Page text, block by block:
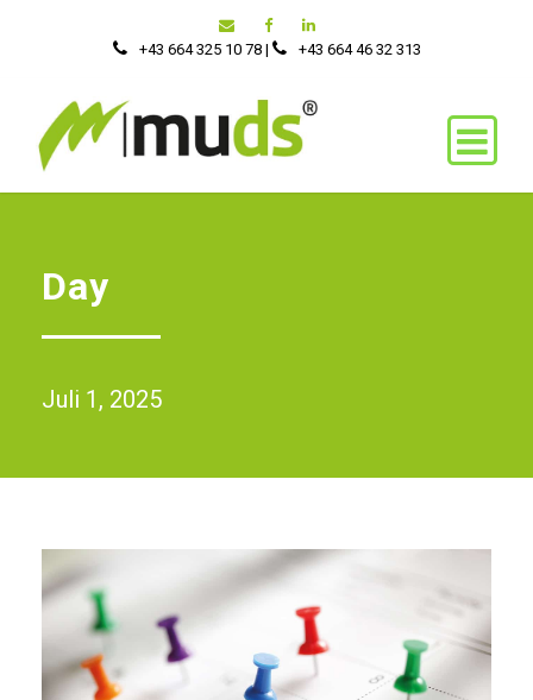
+43 664 325 10 78| ‭+43 664 46 32 313‬
Day
Juli 1, 2025